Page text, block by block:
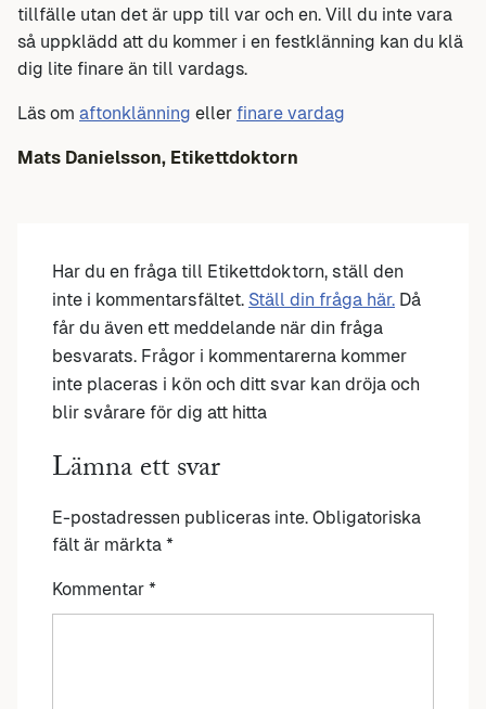
tillfälle utan det är upp till var och en. Vill du inte vara
så uppklädd att du kommer i en festklänning kan du klä
dig lite finare än till vardags.
Läs om aftonklänning eller finare vardag
Mats Danielsson, Etikettdoktorn
Har du en fråga till Etikettdoktorn, ställ den
inte i kommentarsfältet. Ställ din fråga här. Då
får du även ett meddelande när din fråga
besvarats. Frågor i kommentarerna kommer
inte placeras i kön och ditt svar kan dröja och
blir svårare för dig att hitta
Lämna ett svar
E-postadressen publiceras inte. Obligatoriska
fält är märkta *
Kommentar *